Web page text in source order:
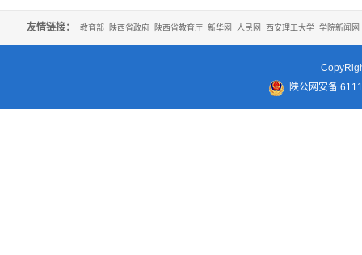
友情链接： 教育部 陕西省政府 陕西省教育厅 新华网 人民网 西安理工大学 学院新闻网
陕公网安备